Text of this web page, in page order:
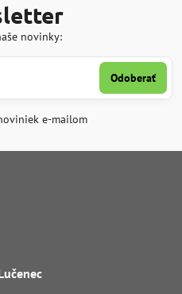
novinky:
Odoberať
e-mailom